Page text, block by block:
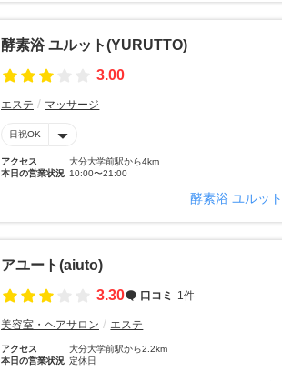
酵素浴 ユルット(YURUTTO)
3.00
エステ マッサージ
日祝OK
アクセス
大分大学前駅から4km
本日の営業状況 10:00〜21:00
酵素浴 ユルッ
アユート(aiuto)
3.30
口コミ 1件
美容室・ヘアサロン エステ
アクセス
大分大学前駅から2.2km
本日の営業状況 定休日